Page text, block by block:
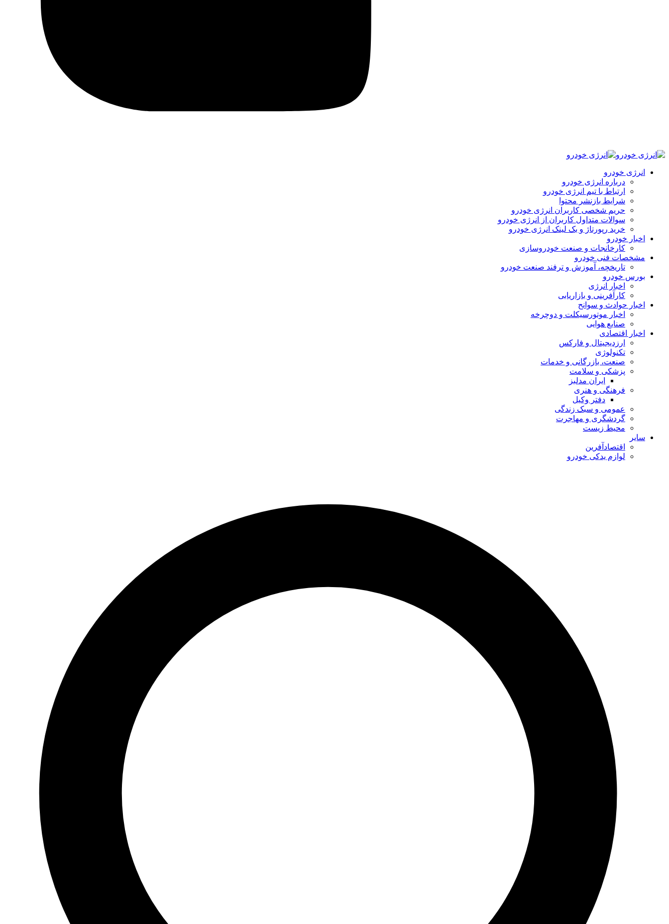
انرژی خودرو
درباره انرژی خودرو
ارتباط با تیم انرژی خودرو
شرایط بازنشر محتوا
حریم شخصی کاربران انرژی خودرو
سوالات متداول کاربران از انرژی خودرو
خرید رپورتاژ و بک لینک انرژی خودرو
اخبار خودرو
کارخانجات و صنعت خودروسازی
مشخصات فنی خودرو
تاریخچه، آموزش و ترفند صنعت خودرو
بورس خودرو
اخبار انرژی
کارآفرینی و بازاریابی
اخبار حوادث و سوانح
اخبار موتورسیکلت و دوچرخه
صنایع هوایی
اخبار اقتصادی
ارزدیجیتال و فارکس
تکنولوژی
صنعت، بازرگانی و خدمات
پزشکی و سلامت
ایران مدلبز
فرهنگی و هنری
دفتر وکیل
عمومی و سبک زندگی
گردشگری و مهاجرت
محیط زیست
سایر
اقتصادآفرین
لوازم یدکی خودرو